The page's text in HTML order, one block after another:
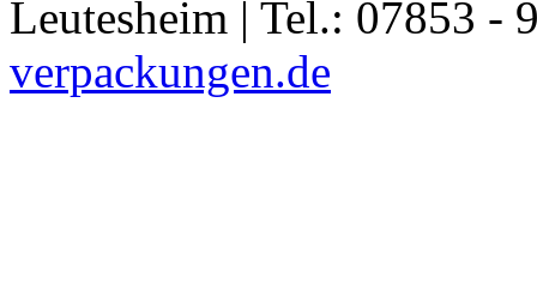
Leutesheim | Tel.: 07853 -
verpackungen.de